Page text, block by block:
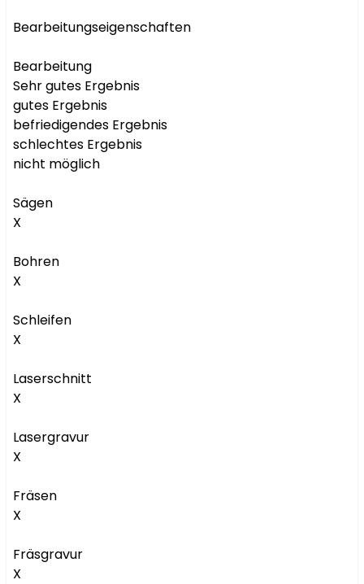
Bearbeitungseigenschaften
Bearbeitung
Sehr gutes Ergebnis
gutes Ergebnis
befriedigendes Ergebnis
schlechtes Ergebnis
nicht möglich
Sägen
X
Bohren
X
Schleifen
X
Laserschnitt
X
Lasergravur
X
Fräsen
X
Fräsgravur
X